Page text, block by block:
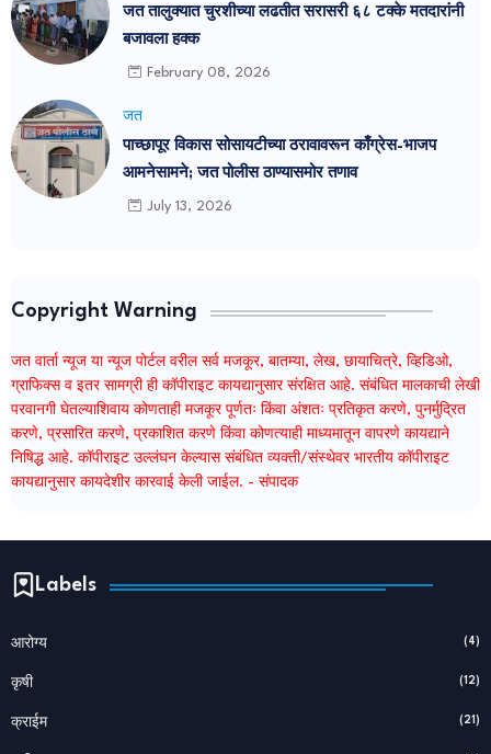
जत तालुक्यात चुरशीच्या लढतीत सरासरी ६८ टक्के मतदारांनी
बजावला हक्क
February 08, 2026
जत
पाच्छापूर विकास सोसायटीच्या ठरावावरून काँग्रेस-भाजप
आमनेसामने; जत पोलीस ठाण्यासमोर तणाव
July 13, 2026
Copyright Warning
जत वार्ता न्यूज या न्यूज पोर्टल वरील सर्व मजकूर, बातम्या, लेख, छायाचित्रे, व्हिडिओ,
ग्राफिक्स व इतर सामग्री ही कॉपीराइट कायद्यानुसार संरक्षित आहे. संबंधित मालकाची लेखी
परवानगी घेतल्याशिवाय कोणताही मजकूर पूर्णतः किंवा अंशतः प्रतिकृत करणे, पुनर्मुद्रित
करणे, प्रसारित करणे, प्रकाशित करणे किंवा कोणत्याही माध्यमातून वापरणे कायद्याने
निषिद्ध आहे. कॉपीराइट उल्लंघन केल्यास संबंधित व्यक्ती/संस्थेवर भारतीय कॉपीराइट
कायद्यानुसार कायदेशीर कारवाई केली जाईल. - संपादक
Labels
आरोग्य (4)
कृषी (12)
क्राईम (21)